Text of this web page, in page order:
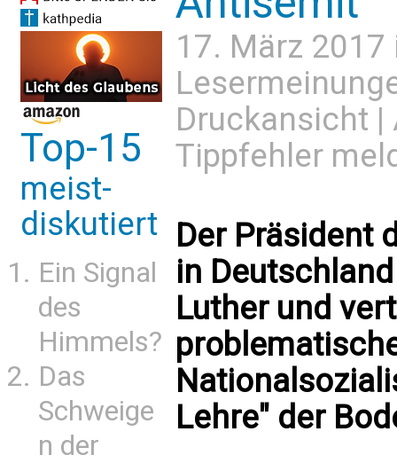
Top-15
meist-
diskutiert
Ein Signal
des
Himmels?
Das
Schweige
n der
17. März
Druckansicht |
Tippfehler
Der Präsident
in
Luther und
Lehre" der